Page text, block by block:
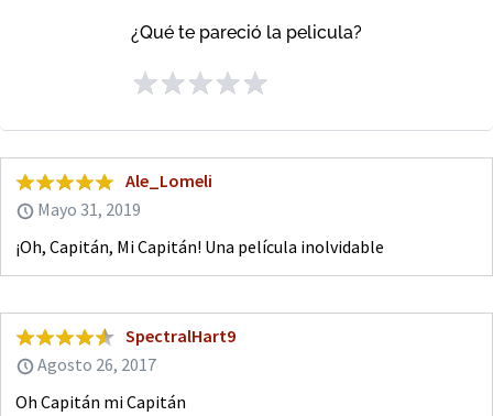
¿Qué te pareció la pelicula?
Ale_Lomeli
Mayo 31, 2019
¡Oh, Capitán, Mi Capitán! Una película inolvidable
SpectralHart9
Agosto 26, 2017
Oh Capitán mi Capitán